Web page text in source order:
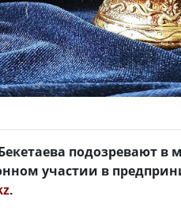
подозревают
участии в
.